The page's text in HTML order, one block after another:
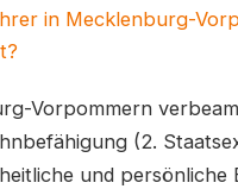
in Mecklenburg-
Vorpommern
(2.
und persönliche